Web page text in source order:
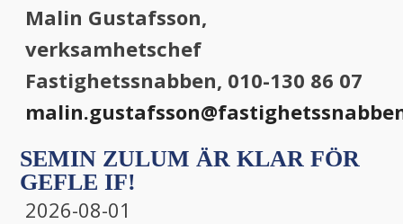
Malin Gustafsson,
verksamhetschef
Fastighetssnabben, 010-130 86 07
SEMIN ZULUM ÄR KLAR FÖR
GEFLE IF!
2026-08-01